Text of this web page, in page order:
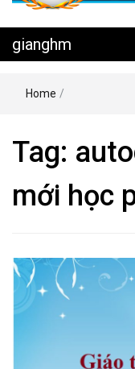
gianghm
Home /
Tag:
mới học